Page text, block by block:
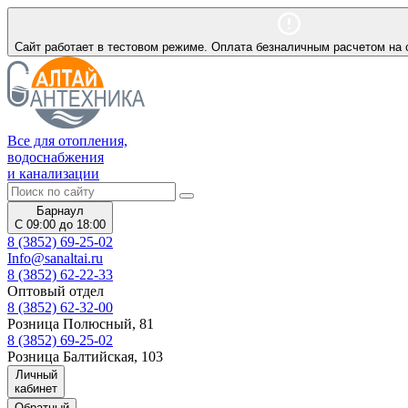
Сайт работает в тестовом режиме. Оплата безналичным расчетом на
Все для отопления,
водоснабжения
и канализации
Барнаул
С 09:00 до 18:00
8 (3852) 69-25-02
Info@sanaltai.ru
8 (3852) 62-22-33
Оптовый отдел
8 (3852) 62-32-00
Розница Полюсный, 81
8 (3852) 69-25-02
Розница Балтийская, 103
Личный
кабинет